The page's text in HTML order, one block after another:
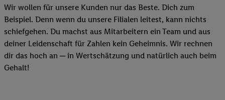
Wir wollen für unsere Kunden nur das Beste. Dich zum
Beispiel. Denn wenn du unsere Filialen leitest, kann nichts
schiefgehen. Du machst aus Mitarbeitern ein Team und aus
deiner Leidenschaft für Zahlen kein Geheimnis. Wir rechnen
dir das hoch an ─ in Wertschätzung und natürlich auch beim
Gehalt!